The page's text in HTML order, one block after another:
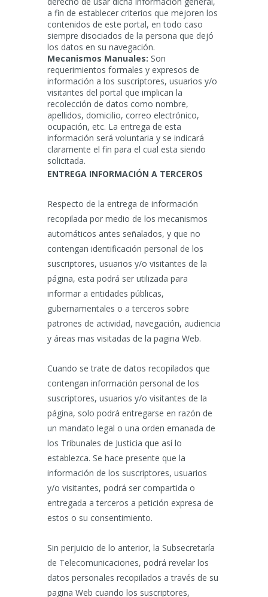
a fin de establecer criterios que mejoren los
contenidos de este portal, en todo caso
siempre disociados de la persona que dejó
los datos en su navegación.
Mecanismos Manuales: Son
requerimientos formales y expresos de
información a los suscriptores, usuarios y/o
visitantes del portal que implican la
recolección de datos como nombre,
apellidos, domicilio, correo electrónico,
ocupación, etc. La entrega de esta
información será voluntaria y se indicará
claramente el fin para el cual esta siendo
solicitada.
ENTREGA INFORMACIÓN A TERCEROS
Respecto de la entrega de información
recopilada por medio de los mecanismos
automáticos antes señalados, y que no
contengan identificación personal de los
suscriptores, usuarios y/o visitantes de la
página, esta podrá ser utilizada para
informar a entidades públicas,
gubernamentales o a terceros sobre
patrones de actividad, navegación, audiencia
y áreas mas visitadas de la pagina Web.
Cuando se trate de datos recopilados que
contengan información personal de los
suscriptores, usuarios y/o visitantes de la
página, solo podrá entregarse en razón de
un mandato legal o una orden emanada de
los Tribunales de Justicia que así lo
establezca. Se hace presente que la
información de los suscriptores, usuarios
y/o visitantes, podrá ser compartida o
entregada a terceros a petición expresa de
estos o su consentimiento.
Sin perjuicio de lo anterior, la Subsecretaría
de Telecomunicaciones, podrá revelar los
datos personales recopilados a través de su
pagina Web cuando los suscriptores,